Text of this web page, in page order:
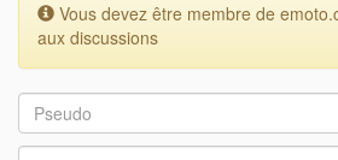
Vous devez être membre de
aux discussions